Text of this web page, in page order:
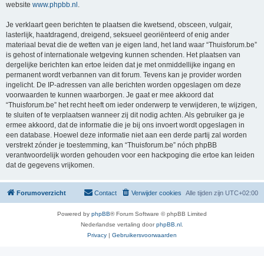
website www.phpbb.nl .
Je verklaart geen berichten te plaatsen die kwetsend, obsceen, vulgair,
lasterlijk, haatdragend, dreigend, seksueel georiënteerd of enig ander
materiaal bevat die de wetten van je eigen land, het land waar “Thuisforum.be”
is gehost of internationale wetgeving kunnen schenden. Het plaatsen van
dergelijke berichten kan ertoe leiden dat je met onmiddellijke ingang en
permanent wordt verbannen van dit forum. Tevens kan je provider worden
ingelicht. De IP-adressen van alle berichten worden opgeslagen om deze
voorwaarden te kunnen waarborgen. Je gaat er mee akkoord dat
“Thuisforum.be” het recht heeft om ieder onderwerp te verwijderen, te wijzigen,
te sluiten of te verplaatsen wanneer zij dit nodig achten. Als gebruiker ga je
ermee akkoord, dat de informatie die je bij ons invoert wordt opgeslagen in
een database. Hoewel deze informatie niet aan een derde partij zal worden
verstrekt zónder je toestemming, kan “Thuisforum.be” nóch phpBB
verantwoordelijk worden gehouden voor een hackpoging die ertoe kan leiden
dat de gegevens vrijkomen.
Forumoverzicht Alle tijden zijn UTC+02:00
Verwijder cookies
Contact
Powered by phpBB® Forum Software © phpBB Limited
Nederlandse vertaling doorphpBB.nl
Privacy | Gebruikersvoorwaarden